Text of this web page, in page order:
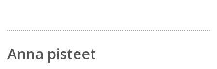
Anna pisteet